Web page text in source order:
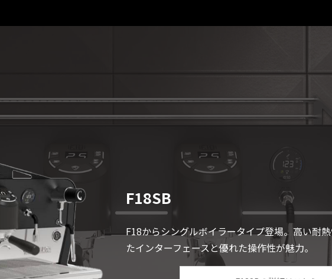
F18SB
F18からシングルボイラータイプ登場。高い耐
たインターフェースと優れた操作性が魅力。